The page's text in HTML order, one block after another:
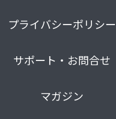
プライバシーポリシー
サポート・お問合せ
マガジン